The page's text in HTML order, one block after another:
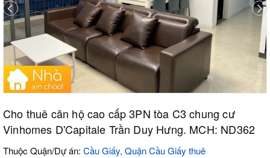
Cho thuê căn hộ cao cấp 3PN tòa C3 chung cư
Vinhomes D'Capitale Trần Duy Hưng. MCH: ND362
Thuộc Quận/Dự án: Cầu Giấy, Quận Cầu Giấy thuê